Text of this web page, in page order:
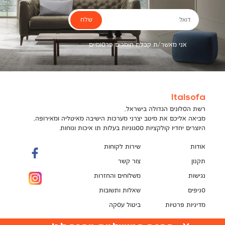
דואל
אני מאשר/ת קבלת חומרים פרסומיים
שלח
Italsofa
רשת הסלונים הגדולה בישראל,
מביאה אליכם את מיטב יצרני מערכות הישיבה מאיטליה ומאירופה,
היוצרים יחדיו קולקציות ססגוניות בעלות תו איכות ונוחות.
אודות
תקנון
נגישות
סניפים
מדיניות פרטיות
שירות לקוחות
צור קשר
משלוחים והחזרות
שאלות ותשובות
ביטול עסקה
תקנון מועדון לקוחות